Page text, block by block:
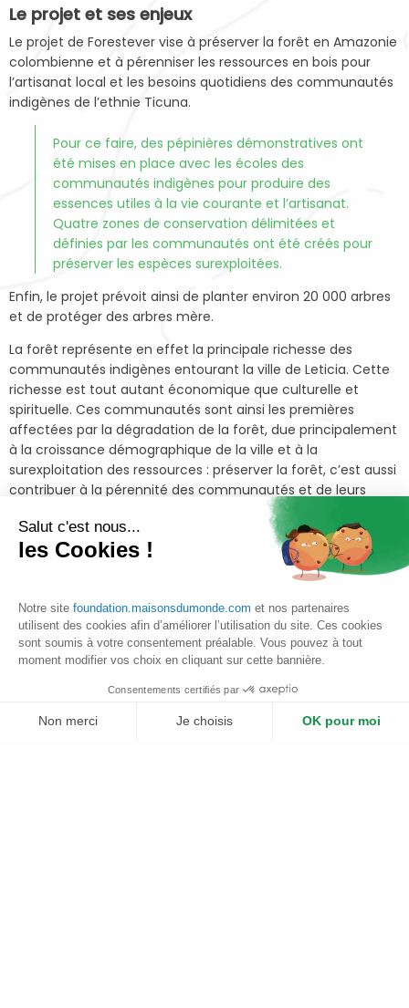
Le projet et ses enjeux
Le projet de Forestever vise à préserver la forêt en Amazonie
colombienne et à pérenniser les ressources en bois pour
l’artisanat local et les besoins quotidiens des communautés
indigènes de l’ethnie Ticuna.
Pour ce faire, des pépinières démonstratives ont
été mises en place avec les écoles des
communautés indigènes pour produire des
essences utiles à la vie courante et l’artisanat.
Quatre zones de conservation délimitées et
définies par les communautés ont été créés pour
préserver les espèces surexploitées.
Enfin, le projet prévoit ainsi de planter environ 20 000 arbres
et de protéger des arbres mère.
La forêt représente en effet la principale richesse des
communautés indigènes entourant la ville de Leticia. Cette
richesse est tout autant économique que culturelle et
spirituelle. Ces communautés sont ainsi les premières
affectées par la dégradation de la forêt, due principalement
à la croissance démographique de la ville et à la
surexploitation des ressources : préserver la forêt, c’est aussi
contribuer à la pérennité des communautés et de leurs
À la suite d’un premier soutien de la Fondation Maisons du
Monde entre 2017 et 2019, le projet a permis de faire
émerger un modèle de conservation de la forêt par et pour
les communautés locales Ticunas.
Les avancées du projet
Retour sur les résultats des actions principales de 2023-
Salut c'est nous...
les Cookies !
Notre site foundation.maisonsdumonde.com et nos partenaires
utilisent des cookies afin d’améliorer l’utilisation du site. Ces cookies
sont soumis à votre consentement préalable. Vous pouvez à tout
moment modifier vos choix en cliquant sur cette bannière.
Consentements certifiés par
Non merci Je choisis OK pour moi